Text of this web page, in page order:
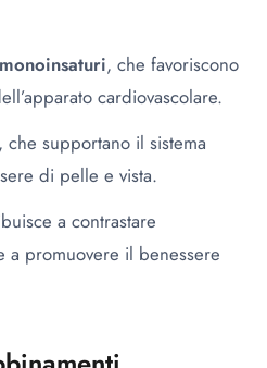
, che favoriscono
cardiovascolare.
, che supportano il sistema
di pelle e vista.
a contrastare
a promuovere il benessere